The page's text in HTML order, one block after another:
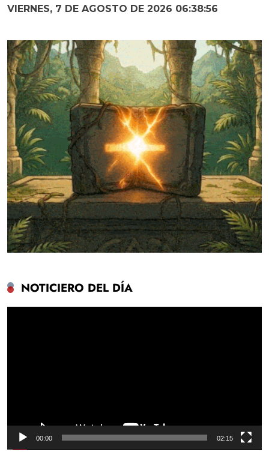
VIERNES, 7 DE AGOSTO DE 2026 06:38:57
NOTICIERO DEL DÍA
00:00 02:15